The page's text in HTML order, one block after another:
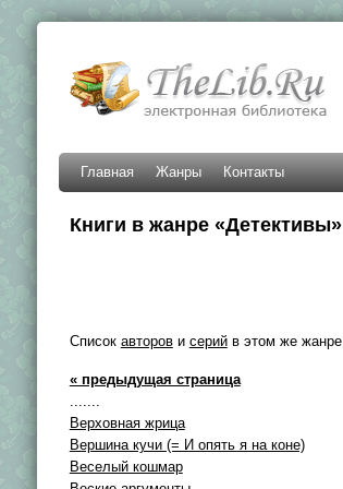
Главная Жанры Контакты
Книги в жанре «Детективы»
Список авторови серийв этом же жанре
« предыдущая страница
.......
Верховная жрица
Вершина кучи (= И опять я на коне)
Веселый кошмар